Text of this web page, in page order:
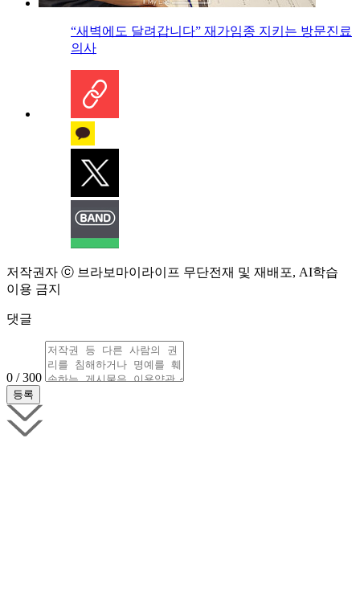
“새벽에도 달려갑니다” 재가임종 지키는 방문진료
의사
저작권자 ⓒ 브라보마이라이프 무단전재 및 재배포, AI학습
이용 금지
댓글
0 / 300